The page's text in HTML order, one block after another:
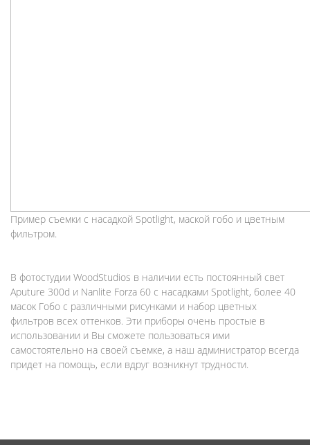
Пример съемки с насадкой Spotlight, маской гобо и цветным
фильтром.
В фотостудии WoodStudios в наличии есть постоянный свет
Aputure 300d и Nanlite Forza 60 с насадками Spotlight, более 40
масок Гобо с различными рисунками и набор цветных
фильтров всех оттенков. Эти приборы очень простые в
использовании и Вы сможете пользоваться ими
самостоятельно на своей съемке, а наш администратор всегда
придет на помощь, если вдруг возникнут трудности.